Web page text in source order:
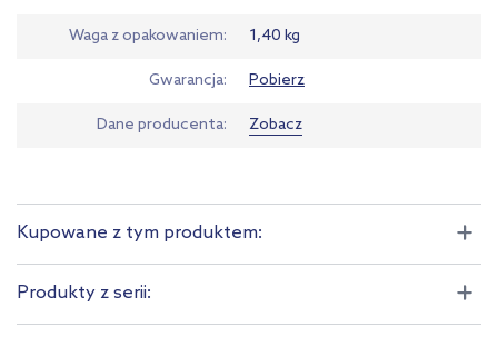
Waga z opakowaniem 1,40 kg
Gwarancja Pobierz
Dane producenta Zobacz
Kupowane z tym produktem:
Produkty z serii: